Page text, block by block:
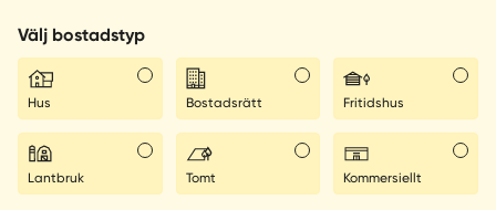
Välj bostadstyp
Hus Bostadsrätt Fritidshus
Lantbruk Tomt Kommersiellt